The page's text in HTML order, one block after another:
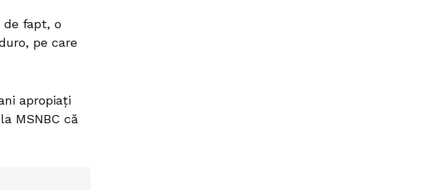
de fapt, o
pe care
apropiați
MSNBC că